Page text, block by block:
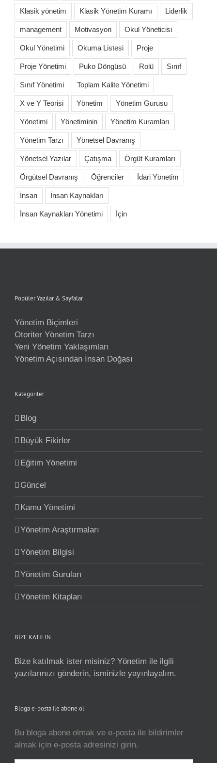
Klasik yönetim Klasik Yönetim Kuramı Liderlik
management Motivasyon Okul Yöneticisi
Okul Yönetimi Okuma Listesi Proje
Proje Yönetimi Puko Döngüsü Rolü Sınıf
Sınıf Yönetimi Toplam Kalite Yönetimi
X ve Y Teorisi Yönetim Yönetim Gurusu
Yönetimi Yönetiminin Yönetim Kuramları
Yönetim Tarzı Yönetsel Davranış
Yönetsel Yazılar Çatışma Örgüt Kuramları
Örgütsel Davranış Öğrenciler İdari Yönetim
İnsan İnsan Kaynakları
İnsan Kaynakları Yönetimi İçin
Popüler Yazılar & Sayfalar
Yönetim Biçimleri
Otoriter Yönetim Tarzı
Yeni Yönetim Yaklaşımları
Yönetim Açısından İnsan Doğası
Kategoriler
Blog
Büyük Fikirler
Eğitim Yönetimi
Güncel
Kamu Yönetimi
Yönetim Araştırmaları
Yönetim Bilgisi
Yönetim Guruları
Yönetim Kitapları
BİZE KATILIN
Bize katılmak ister misiniz? Yönetim ile ilgili
yazılarınızı gönderin, isminizle yayınlayalım.
Bloga e-posta ile abone ol
Bu bloga abone olmak ve e-posta ile bildirimler
almak için e-posta adresinizi girin.